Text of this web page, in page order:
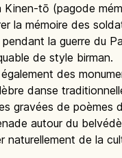
Kinen-tō (pagode
la mémoire des
la guerre du
de style birman.
des
danse
gravées de poèmes
autour du
naturellement de la